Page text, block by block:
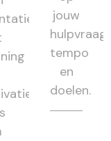
jouw
hulpvraag,
tempo
en
doelen.